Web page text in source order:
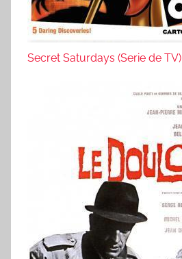
Secret Saturdays (Serie de TV)